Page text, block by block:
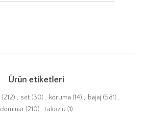
Ürün etiketleri
(212) , set (30) , koruma (14) , bajaj (581) ,
dominar (210) , takozlu (1)